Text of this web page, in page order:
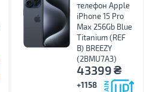
телефон Apple
iPhone 15 Pro
Max 256Gb Blue
Titanium (REF
B) BREEZY
(2BMU7A3)
43399₴
+1158